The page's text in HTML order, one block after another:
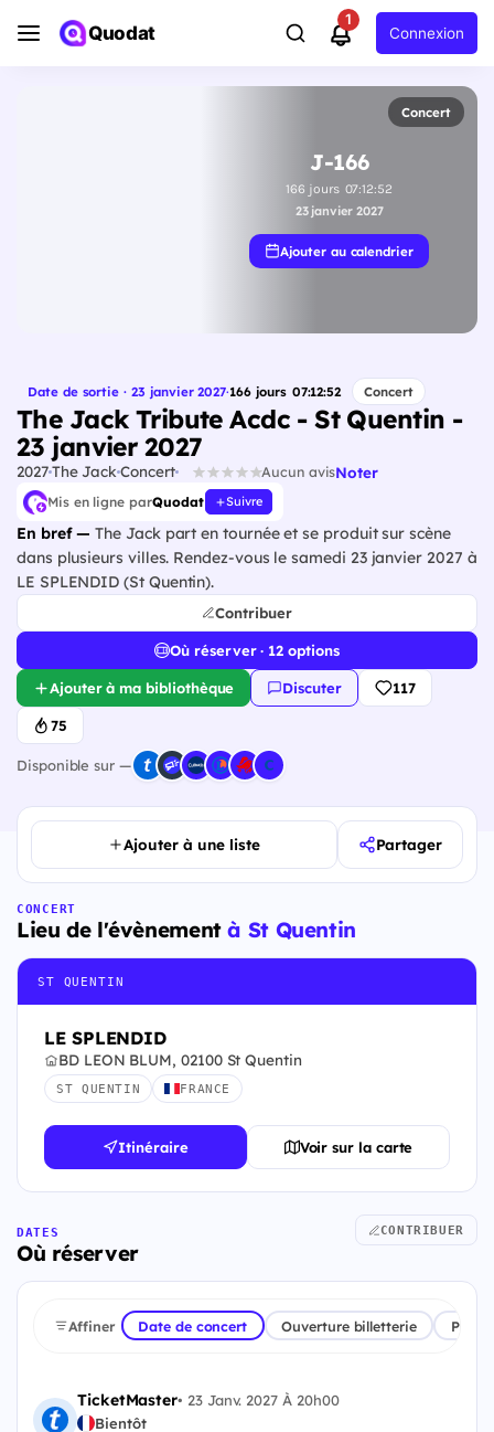
Quodat
1
Connexion
Concert
J-166
166 jours 07:12:52
23 janvier 2027
Ajouter au calendrier
Date de sortie · 23 janvier 2027·166jours 07:12:52 Concert
The Jack Tribute Acdc - St Quentin -
23 janvier 2027
2027The JackConcert Aucun avisNoter
Mis en ligne parQuodat Suivre
En bref — The Jack part en tournée et se produit sur scène
dans plusieurs villes. Rendez-vous le samedi 23 janvier 2027 à
LE SPLENDID (St Quentin).
Contribuer
Où réserver · 12 options
Ajouter à ma bibliothèque Discuter 117
75
Disponible sur —
Ajouter à une liste Partager
CONCERT
Lieu de l'évènementà St Quentin
ST QUENTIN
LE SPLENDID
BD LEON BLUM, 02100 St Quentin
ST QUENTIN FRANCE
Itinéraire Voir sur la carte
DATES
Où réserver
CONTRIBUER
Affiner Date de concert Ouverture billetterie
TicketMaster• 23 Janv. 2027 À 20h00
Bientôt